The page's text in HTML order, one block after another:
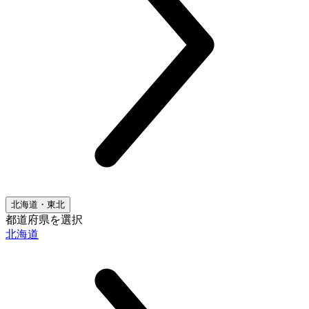
北海道・東北
都道府県を選択
北海道